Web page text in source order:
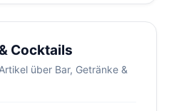
Cocktails
über Bar, Getränke &